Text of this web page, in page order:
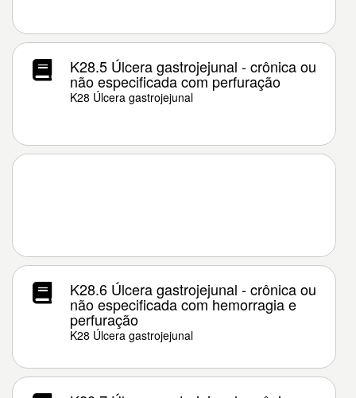
K28.5 Úlcera gastrojejunal - crônica ou
não especificada com perfuração
K28 Úlcera gastrojejunal
K28.6 Úlcera gastrojejunal - crônica ou
não especificada com hemorragia e
perfuração
K28 Úlcera gastrojejunal